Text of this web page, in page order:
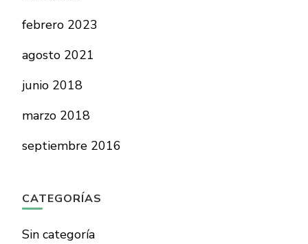
febrero 2023
agosto 2021
junio 2018
marzo 2018
septiembre 2016
CATEGORÍAS
Sin categoría